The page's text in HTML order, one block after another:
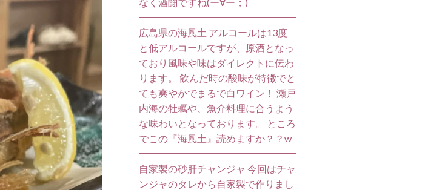
広島県の海風土 アルコールは13度
と低アルコールですが、原酒となっ
ており風味や味はダイレクトに伝わ
ります。 飲んだ時の酸味が特徴でと
ても爽やかでまるで白ワイン！ 瀬戸
内海の牡蠣や、魚介料理に合うよう
な味わいとなっております。 ところ
でこの『海風土』読めますか？？w
自家製の砂肝チャンジャ 今回はチャ
ンジャのタレから自家製で作りまし